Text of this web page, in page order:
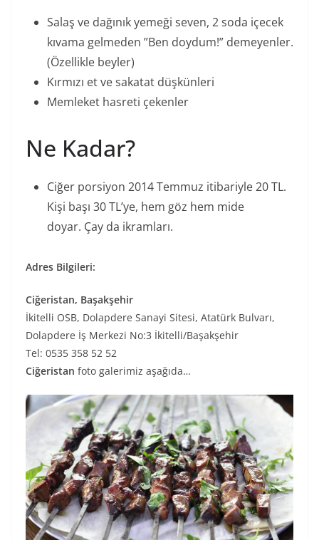
Salaş ve dağınık yemeği seven, 2 soda içecek
kıvama gelmeden ”Ben doydum!” demeyenler.
(Özellikle beyler)
Kırmızı et ve sakatat düşkünleri
Memleket hasreti çekenler
Ne Kadar?
Ciğer porsiyon 2014 Temmuz itibariyle 20 TL.
Kişi başı 30 TL’ye, hem göz hem mide
doyar. Çay da ikramları.
Adres Bilgileri:
Ciğeristan, Başakşehir
İkitelli OSB, Dolapdere Sanayi Sitesi, Atatürk Bulvarı,
Dolapdere İş Merkezi No:3 İkitelli/Başakşehir
Tel: 0535 358 52 52
Ciğeristan foto galerimiz aşağıda…